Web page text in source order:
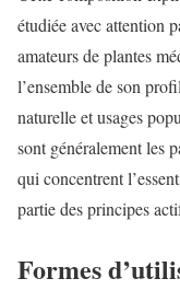
étudiée avec attention
amateurs de plantes
l’ensemble de son
naturelle et usages
sont généralement les
qui concentrent
partie des principes
Formes